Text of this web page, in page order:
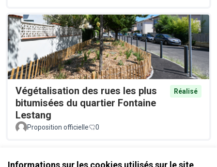
Informations sur les cookies utilisés sur le site
Végétalisation des rues les plus
bitumisées du quartier Fontaine
Lestang
Réalisé
Proposition officielle 0